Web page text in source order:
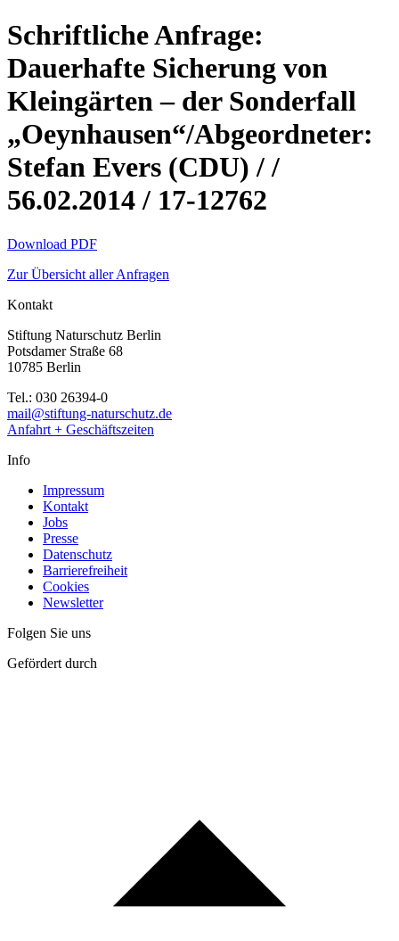
Schriftliche Anfrage:
Dauerhafte Sicherung von
Kleingärten – der Sonderfall
„Oeynhausen“/Abgeordneter:
Stefan Evers (CDU) / /
56.02.2014 / 17-12762
Download PDF
Zur Übersicht aller Anfragen
Kontakt
Stiftung Naturschutz Berlin
Potsdamer Straße 68
10785 Berlin
Tel.: 030 26394-0
mail@stiftung-naturschutz.de
Anfahrt + Geschäftszeiten
Info
Impressum
Kontakt
Jobs
Presse
Datenschutz
Barrierefreiheit
Cookies
Newsletter
Folgen Sie uns
Gefördert durch